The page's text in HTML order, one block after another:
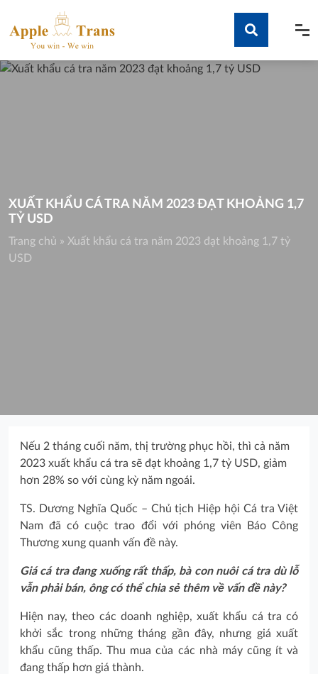
content
Tìm kiếm
XUẤT KHẨU CÁ TRA NĂM 2023 ĐẠT KHOẢNG 1,7
TỶ USD
Trang chủ » Xuất khẩu cá tra năm 2023 đạt khoảng 1,7 tỷ
USD
Nếu 2 tháng cuối năm, thị trường phục hồi, thì cả năm
2023 xuất khẩu cá tra sẽ đạt khoảng 1,7 tỷ USD, giảm
hơn 28% so với cùng kỳ năm ngoái.
TS. Dương Nghĩa Quốc – Chủ tịch Hiệp hội Cá tra Việt
Nam đã có cuộc trao đổi với phóng viên Báo Công
Thương xung quanh vấn đề này.
Giá cá tra đang xuống rất thấp, bà con nuôi cá tra dù lỗ
vẫn phải bán, ông có thể chia sẻ thêm về vấn đề này?
Hiện nay, theo các doanh nghiệp, xuất khẩu cá tra có
khởi sắc trong những tháng gần đây, nhưng giá xuất
khẩu cũng thấp. Thu mua của các nhà máy cũng ít và
đang thấp hơn giá thành.